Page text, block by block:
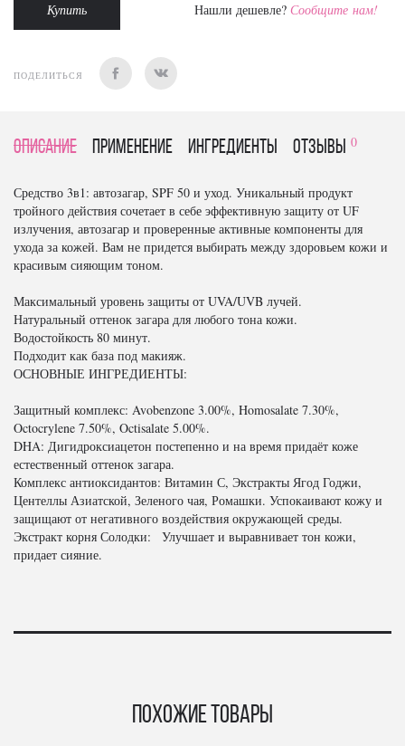
Купить Нашли дешевле? Сообщите нам!
ПОДЕЛИТЬСЯ
Описание Применение Ингредиенты отзывы 0
Средство 3в1: автозагар, SPF 50 и уход. Уникальный продукт
тройного действия сочетает в себе эффективную защиту от UF
излучения, автозагар и проверенные активные компоненты для
ухода за кожей. Вам не придется выбирать между здоровьем кожи и
красивым сияющим тоном.
Максимальный уровень защиты от UVA/UVB лучей.
Натуральный оттенок загара для любого тона кожи.
Водостойкость 80 минут.
Подходит как база под макияж.
ОСНОВНЫЕ ИНГРЕДИЕНТЫ:
Защитный комплекс: Avobenzone 3.00%, Homosalate 7.30%,
Octocrylene 7.50%, Octisalate 5.00%.
DHA: Дигидроксиацетон постепенно и на время придаёт коже
естественный оттенок загара.
Комплекс антиоксидантов: Витамин С, Экстракты Ягод Годжи,
Центеллы Азиатской, Зеленого чая, Ромашки. Успокаивают кожу и
защищают от негативного воздействия окружающей среды.
Экстракт корня Солодки: Улучшает и выравнивает тон кожи,
придает сияние.
Похожие товары